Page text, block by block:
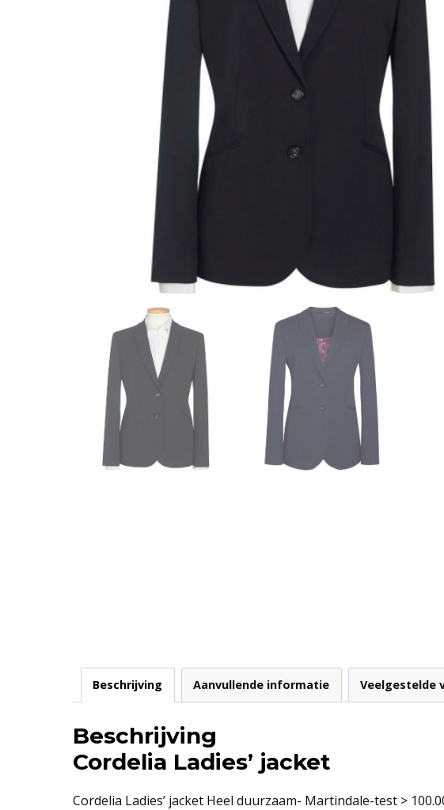
Beschrijving Aanvullende informatie Veelgestelde
Beschrijving
Cordelia Ladies’ jacket
Cordelia Ladies’ jacket Heel duurzaam- Martindale-test >